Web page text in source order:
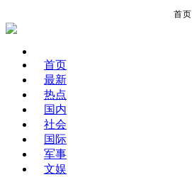
首页
首页
最新
热点
国内
社会
国际
军事
文娱